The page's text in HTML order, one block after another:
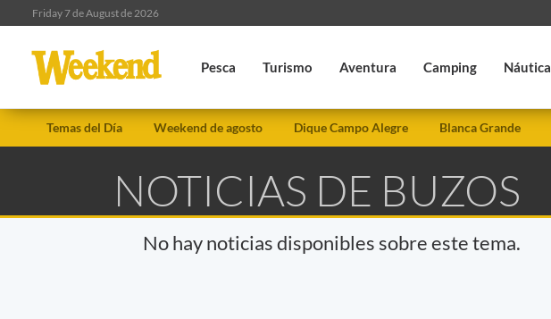
Friday 7 de August de 2026
Pesca Turismo Aventura Camping Náutica
Temas del Día Weekend de agosto Dique Campo Alegre Blanca Grande
NOTICIAS DE BUZOS
No hay noticias disponibles sobre este tema.